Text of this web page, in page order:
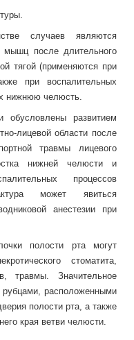
случаев являются
мышц после длительного
тягой (применяются при
при воспалительных
нижнюю челюсть.
обусловлены развитием
лицевой области после
травмы лицевого
нижней челюсти и
процессов
может явиться
анестезии при
полости рта могут
стоматита,
травмы. Значительное
рубцами, расположенными
полости рта, а также
края ветви челюсти.